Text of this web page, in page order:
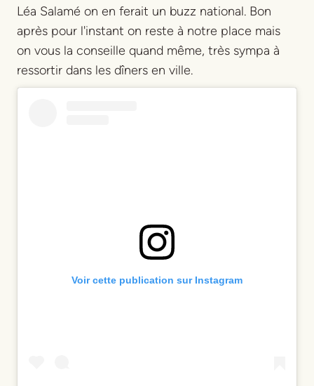
Léa Salamé on en ferait un buzz national. Bon
après pour l'instant on reste à notre place mais
on vous la conseille quand même, très sympa à
ressortir dans les dîners en ville.
Voir cette publication sur Instagram